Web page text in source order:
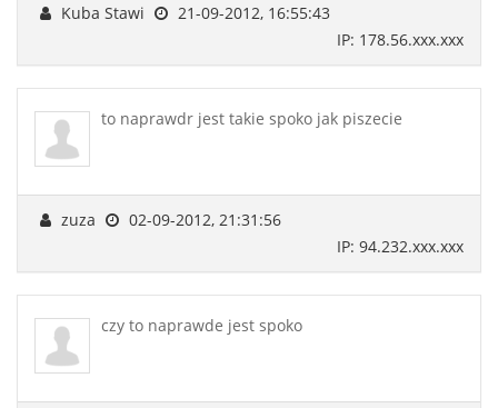
Kuba Stawi
21-09-2012, 16:55:43
IP: 178.56.xxx.xxx
to naprawdr jest takie spoko jak piszecie
zuza
02-09-2012, 21:31:56
IP: 94.232.xxx.xxx
czy to naprawde jest spoko